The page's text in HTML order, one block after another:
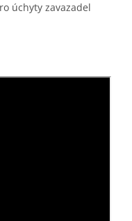
úchyty zavazadel